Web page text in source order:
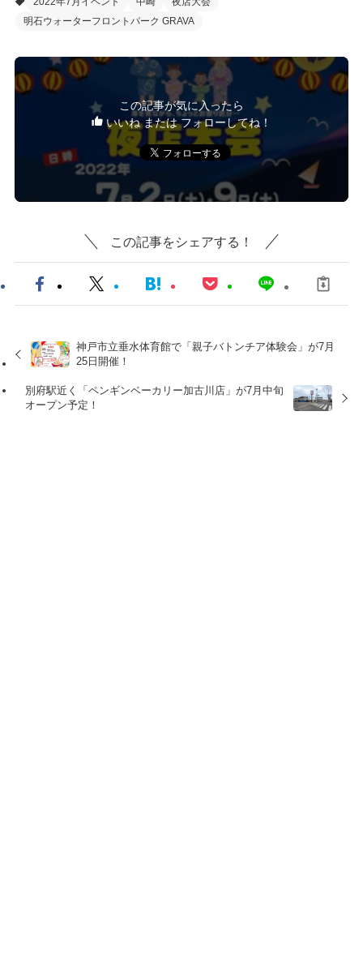
明石ウォーターフロントパーク GRAVA
この記事が気に入ったら
いいね または フォローしてね！
この記事をシェアする！
神戸市立垂水体育館で「親子バトンチア体験会」が7月
25日開催！
別府駅近く「ペンギンベーカリー加古川店」が7月中旬
オープン予定！